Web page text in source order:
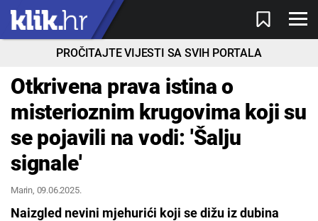
PROČITAJTE VIJESTI SA SVIH PORTALA
Otkrivena prava istina o
misterioznim krugovima koji su
se pojavili na vodi: 'Šalju
signale'
Marin, 09.06.2025.
Naizgled nevini mjehurići koji se dižu iz dubina